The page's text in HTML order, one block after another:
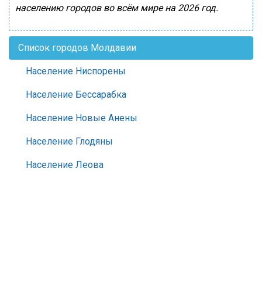
населению городов во всём мире на 2026 год.
Список городов Молдавии
Население Ниспорены
Население Бессарабка
Население Новые Анены
Население Глодяны
Население Леова